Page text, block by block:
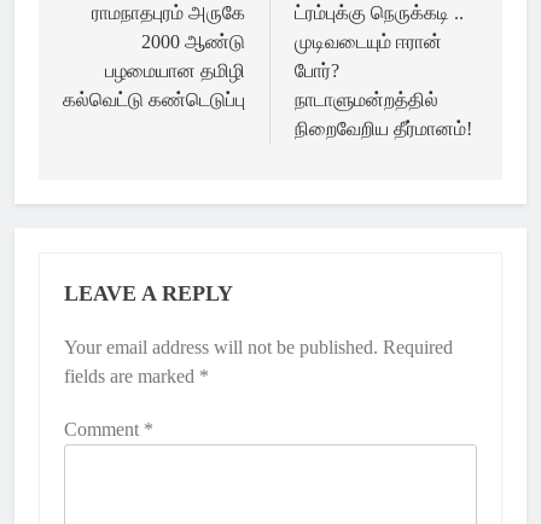
navigation
ராமநாதபுரம் அருகே
2000 ஆண்டு
பழமையான தமிழி
கல்வெட்டு கண்டெடுப்பு
ட்ரம்புக்கு நெருக்கடி ..
முடிவடையும் ஈரான்
போர்?
நாடாளுமன்றத்தில்
நிறைவேறிய தீர்மானம்!
LEAVE A REPLY
Your email address will not be published. Required
fields are marked *
Comment *